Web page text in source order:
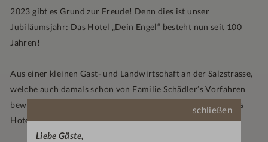
schließen
Liebe Gäste,
2023 gibt es Grund zur Freude! Denn dies ist unser
Jubiläumsjahr: Das Hotel „Dein Engel“ besteht nun seit 100
Jahren!
Aus einer kleinen Gast- und Landwirtschaft an der Salzstrasse,
welche auch damals schon von Familie Schädler’s Vorfahren
bewirtschaftet wurde, ist im Laufe der Jahre unser geliebtes
Hotel „Dein Engel“ geworden.